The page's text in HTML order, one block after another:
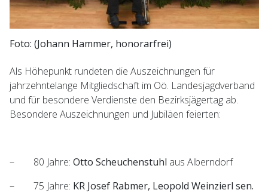
Foto: (Johann Hammer, honorarfrei)
Als Höhepunkt rundeten die Auszeichnungen für
jahrzehntelange Mitgliedschaft im Oö. Landesjagdverband
und für besondere Verdienste den Bezirksjägertag ab.
Besondere Auszeichnungen und Jubiläen feierten:
– 80 Jahre: Otto Scheuchenstuhl aus Alberndorf
– 75 Jahre: KR Josef Rabmer, Leopold Weinzierl sen.